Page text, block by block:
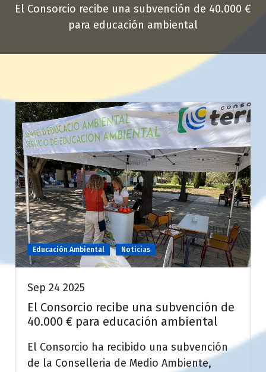
El Consorcio recibe una subvención de 40.000 €
para educación ambiental
Educación Ambiental Noticias
Sep 24 2025
El Consorcio recibe una subvención de
40.000 € para educación ambiental
El Consorcio ha recibido una subvención
de la Conselleria de Medio Ambiente,